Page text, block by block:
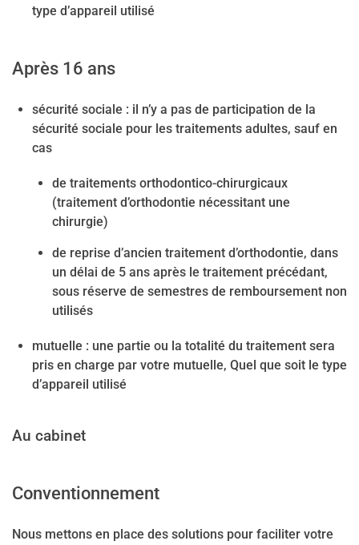
type d’appareil utilisé
Après 16 ans
sécurité sociale : il n’y a pas de participation de la
sécurité sociale pour les traitements adultes, sauf en
cas
de traitements orthodontico-chirurgicaux
(traitement d’orthodontie nécessitant une
chirurgie)
de reprise d’ancien traitement d’orthodontie, dans
un délai de 5 ans après le traitement précédant,
sous réserve de semestres de remboursement non
utilisés
mutuelle : une partie ou la totalité du traitement sera
pris en charge par votre mutuelle, Quel que soit le type
d’appareil utilisé
Au cabinet
Conventionnement
Nous mettons en place des solutions pour faciliter votre